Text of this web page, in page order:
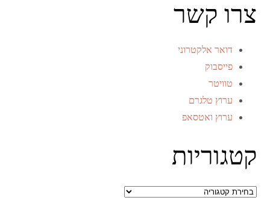
צרו קשר
דואר אלקטרוני
פייסבוק
טוויטר
ערוץ טלגרם
ערוץ ואטסאפ
קטגוריות
קטגוריות